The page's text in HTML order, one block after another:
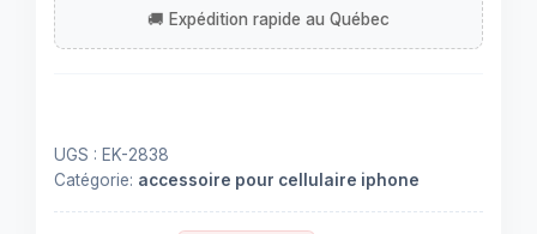
pro
clair
UGS : EK-2838
Catégorie: accessoire pour cellulaire iphone